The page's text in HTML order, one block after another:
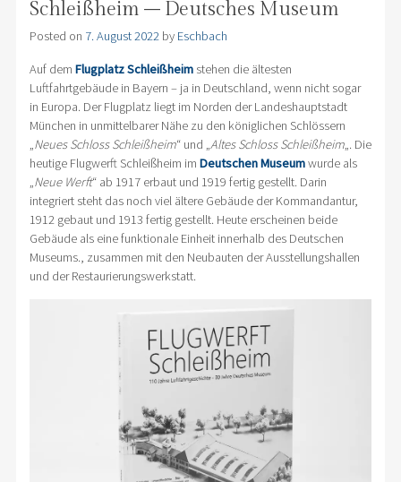
Schleißheim – Deutsches Museum
Posted on 7. August 2022by Eschbach
Auf dem Flugplatz Schleißheimstehen die ältesten
Luftfahrtgebäude in Bayern – ja in Deutschland, wenn nicht sogar
in Europa. Der Flugplatz liegt im Norden der Landeshauptstadt
München in unmittelbarer Nähe zu den königlichen Schlössern
„Neues Schloss Schleißheim“ und „Altes Schloss Schleißheim„. Die
heutige Flugwerft Schleißheim im Deutschen Museumwurde als
„Neue Werft“ ab 1917 erbaut und 1919 fertig gestellt. Darin
integriert steht das noch viel ältere Gebäude der Kommandantur,
1912 gebaut und 1913 fertig gestellt. Heute erscheinen beide
Gebäude als eine funktionale Einheit innerhalb des Deutschen
Museums., zusammen mit den Neubauten der Ausstellungshallen
und der Restaurierungswerkstatt.